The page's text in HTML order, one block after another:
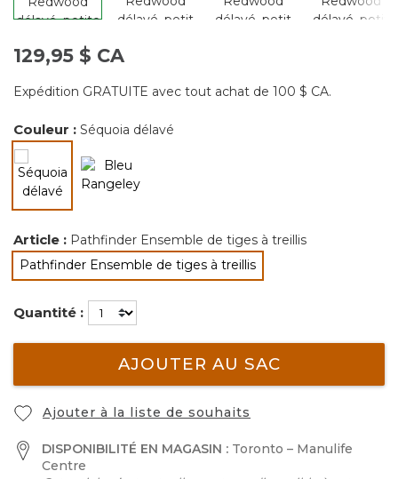
129,95 $ CA
Expédition GRATUITE avec tout achat de 100 $ CA.
Couleur : Séquoia délavé
sélectionné
Article : Pathfinder Ensemble de tiges à treillis
Pathfinder Ensemble de tiges à treillis
sélectionné
Quantité :
AJOUTER AU SAC
Ajouter à la liste de souhaits
DISPONIBILITÉ EN MAGASIN : Toronto – Manulife
Centre